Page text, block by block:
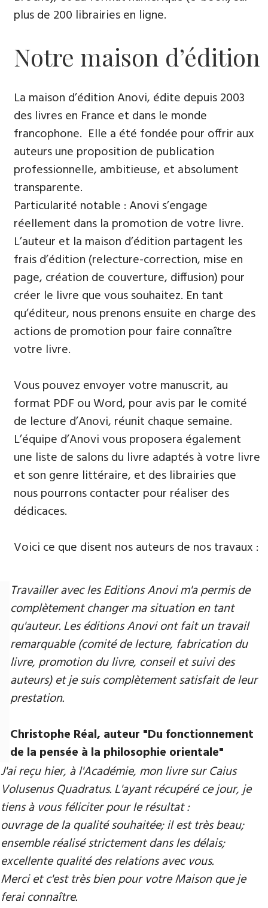
plus de 200 librairies en ligne.
Notre maison d’édition
La maison d’édition Anovi, édite depuis 2003
des livres en France et dans le monde
francophone. Elle a été fondée pour offrir aux
auteurs une proposition de publication
professionnelle, ambitieuse, et absolument
transparente.
Particularité notable : Anovi s’engage
réellement dans la promotion de votre livre.
L’auteur et la maison d’édition partagent les
frais d’édition (relecture-correction, mise en
page, création de couverture, diffusion) pour
créer le livre que vous souhaitez. En tant
qu’éditeur, nous prenons ensuite en charge des
actions de promotion pour faire connaître
votre livre.
Vous pouvez envoyer votre manuscrit, au
format PDF ou Word, pour avis par le comité
de lecture d’Anovi, réunit chaque semaine.
L’équipe d’Anovi vous proposera également
une liste de salons du livre adaptés à votre livre
et son genre littéraire, et des librairies que
nous pourrons contacter pour réaliser des
dédicaces.
Voici ce que disent nos auteurs de nos travaux :
Travailler avec les Editions Anovi m'a permis de
complètement changer ma situation en tant
qu'auteur. Les éditions Anovi ont fait un travail
remarquable (comité de lecture, fabrication du
livre, promotion du livre, conseil et suivi des
auteurs) et je suis complètement satisfait de leur
prestation.
Christophe Réal, auteur "Du fonctionnement
de la pensée à la philosophie orientale"
J'ai reçu hier, à l'Académie, mon livre sur Caius
Volusenus Quadratus. L'ayant récupéré ce jour, je
tiens à vous féliciter pour le résultat :
ouvrage de la qualité souhaitée; il est très beau;
ensemble réalisé strictement dans les délais;
excellente qualité des relations avec vous.
Merci et c'est très bien pour votre Maison que je
ferai connaître.